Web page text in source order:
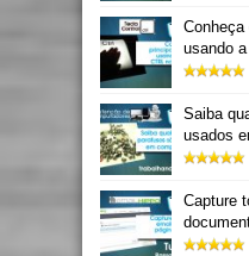
usando
Saiba
usados
Capture